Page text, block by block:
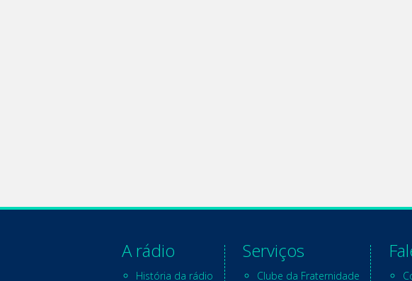
A rádio
História da rádio
Serviços
Clube da Fraternidade